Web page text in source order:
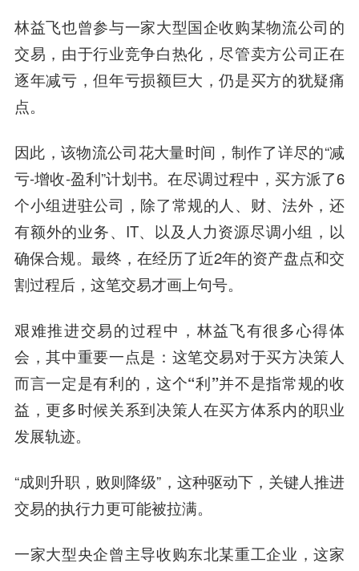
林益飞也曾参与一家大型国企收购某物流公司的
交易，由于行业竞争白热化，尽管卖方公司正在
逐年减亏，但年亏损额巨大，仍是买方的犹疑痛
点。
因此，该物流公司花大量时间，制作了详尽的“减
亏-增收-盈利”计划书。在尽调过程中，买方派了6
个小组进驻公司，除了常规的人、财、法外，还
有额外的业务、IT、以及人力资源尽调小组，以
确保合规。最终，在经历了近2年的资产盘点和交
割过程后，这笔交易才画上句号。
艰难推进交易的过程中，林益飞有很多心得体
会，其中重要一点是：这笔交易对于买方决策人
而言一定是有利的， 这个“利”并不是指常规的收
益，更多时候关系到决策人在买方体系内的职业
发展轨迹。
“成则升职，败则降级”，这种驱动下，关键人推进
交易的执行力更可能被拉满。
一家大型央企曾主导收购东北某重工企业，这家